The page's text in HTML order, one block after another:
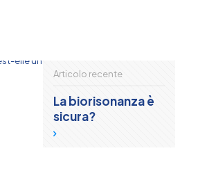
Articolo recente
La biorisonanza è
sicura?